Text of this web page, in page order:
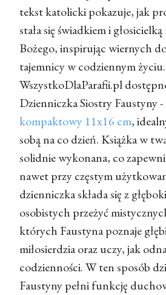
tekst katolicki pokazuje, jak
stała się świadkiem i
Bożego, inspirując wiernych
tajemnicy w codziennym
WszystkoDlaParafii.pl
Dzienniczka Siostry Faustyny
kompaktowy 11x16 cm,
sobą na co dzień. Książka w
solidnie wykonana, co
nawet przy częstym
dzienniczka składa się z
osobistych przeżyć
których Faustyna poznaje
miłosierdzia oraz uczy, jak
codzienności. W ten sposób
Faustyny pełni funkcję